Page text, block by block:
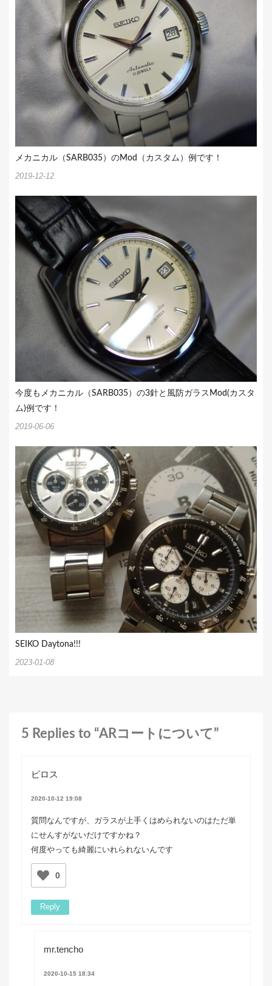
メカニカル（SARB035）のMod（カスタム）例です！
2019-12-12
今度もメカニカル（SARB035）の3針と風防ガラスMod(カスタ
ム)例です！
2019-06-06
SEIKO Daytona!!!
2023-01-08
5 Replies to “ARコートについて”
ピロス
2020-10-12 19:08
質問なんですが、ガラスが上手くはめられないのはただ単
にせんすがないだけですかね？
何度やっても綺麗にいれられないんです
0
Reply
mr.tencho
2020-10-15 18:34